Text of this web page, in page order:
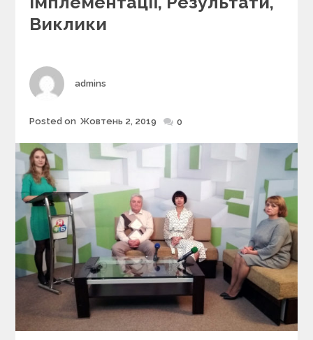
o
r
iВиклики
Author
admins
Posted
Posted on Жовтень 2, 2019 0